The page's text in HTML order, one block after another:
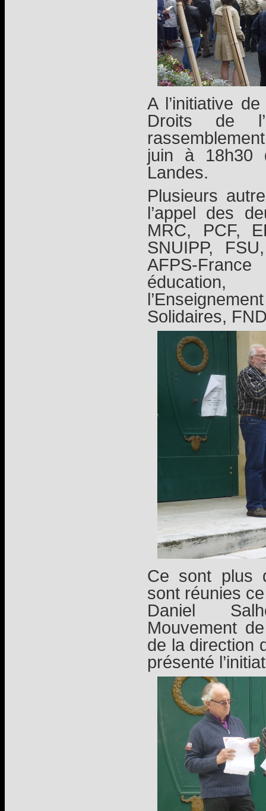
A l’initiative
Droits de
juin à 18h30
Landes.
Plusieurs
l’appel des
MRC, PCF,
SNUIPP,
AFPS-
Solidaires,
Ce sont plus
sont réunies
Daniel
Mouvement
de la direction
présenté